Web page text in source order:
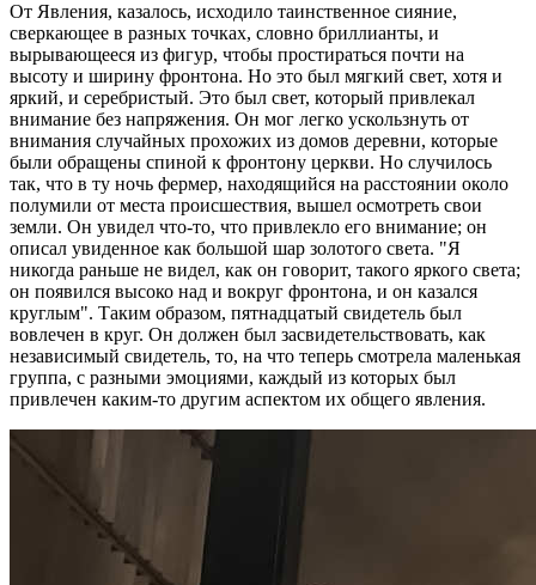
От Явления, казалось, исходило таинственное сияние,
сверкающее в разных точках, словно бриллианты, и
вырывающееся из фигур, чтобы простираться почти на
высоту и ширину фронтона. Но это был мягкий свет, хотя и
яркий, и серебристый. Это был свет, который привлекал
внимание без напряжения. Он мог легко ускользнуть от
внимания случайных прохожих из домов деревни, которые
были обращены спиной к фронтону церкви. Но случилось
так, что в ту ночь фермер, находящийся на расстоянии около
полумили от места происшествия, вышел осмотреть свои
земли. Он увидел что-то, что привлекло его внимание; он
описал увиденное как большой шар золотого света. "Я
никогда раньше не видел, как он говорит, такого яркого света;
он появился высоко над и вокруг фронтона, и он казался
круглым". Таким образом, пятнадцатый свидетель был
вовлечен в круг. Он должен был засвидетельствовать, как
независимый свидетель, то, на что теперь смотрела маленькая
группа, с разными эмоциями, каждый из которых был
привлечен каким-то другим аспектом их общего явления.